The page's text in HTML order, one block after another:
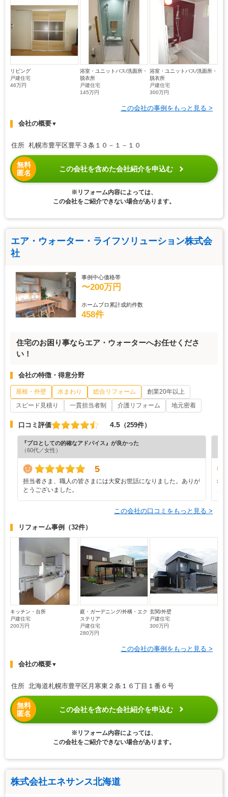
リビング
戸建住宅
46万円
浴室・ユニットバス/洗面所・
脱衣所
戸建住宅
145万円
浴室・ユニットバス/洗面所・
脱衣所
戸建住宅
300万円
この会社の事例をもっと見る >
会社の概要▼
住所 札幌市豊平区豊平３条１０－１－１０
無料
匿名
この会社を含めた会社紹介を申込む
※リフォーム内容によっては、
この会社をご紹介できない場合があります。
エア・ウォーター・ライフソリューション株式会
社
事例中心価格帯
〜200万円
ホームプロ累計成約件数
458件
住宅のお困り事ならエア・ウォーターへお任せくださ
い！
会社の特徴・得意分野
屋根・外壁 水まわり 総合リフォーム
創業20年以上
スピード見積り
一貫担当者制 介護リフォーム 地元密着
口コミ評価 4.5 （259件）
『プロとしての的確なアドバイス』が良かった
（60代／女性）
5
担当者さま、職人の皆さまには大変お世話になりました。ありが
とうございました。
希
こ
この会社の口コミをもっと見る >
リフォーム事例 （32件）
キッチン・台所
戸建住宅
200万円
庭・ガーデニング/外構・エク
ステリア
戸建住宅
280万円
玄関/外壁
戸建住宅
300万円
この会社の事例をもっと見る >
会社の概要▼
住所 北海道札幌市豊平区月寒東２条１６丁目１番６号
無料
匿名
この会社を含めた会社紹介を申込む
※リフォーム内容によっては、
この会社をご紹介できない場合があります。
株式会社エネサンス北海道